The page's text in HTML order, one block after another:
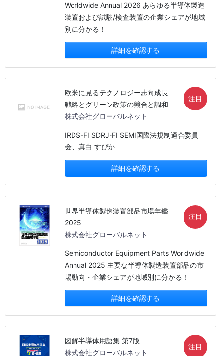
Worldwide Annual 2026 あらゆる半導体製造
装置および試験/検査装置の企業シェアが地域
別に分かる！
詳細を確認する
欧米に見るテクノロジー志向成長
戦略とグリーン政策の競合と調和
株式会社グローバルネット
注目
IRDS-FI SDRJ-FI SEMI国際法規制適合委員
会、真白 すぴか
詳細を確認する
世界半導体製造装置部品市場年鑑
2025
株式会社グローバルネット
注目
Semiconductor Equipment Parts Worldwide
Annual 2025 主要な半導体製造装置部品の市
場動向・企業シェアが地域別に分かる！
詳細を確認する
図解半導体用語集 第7版
株式会社グローバルネット
注目